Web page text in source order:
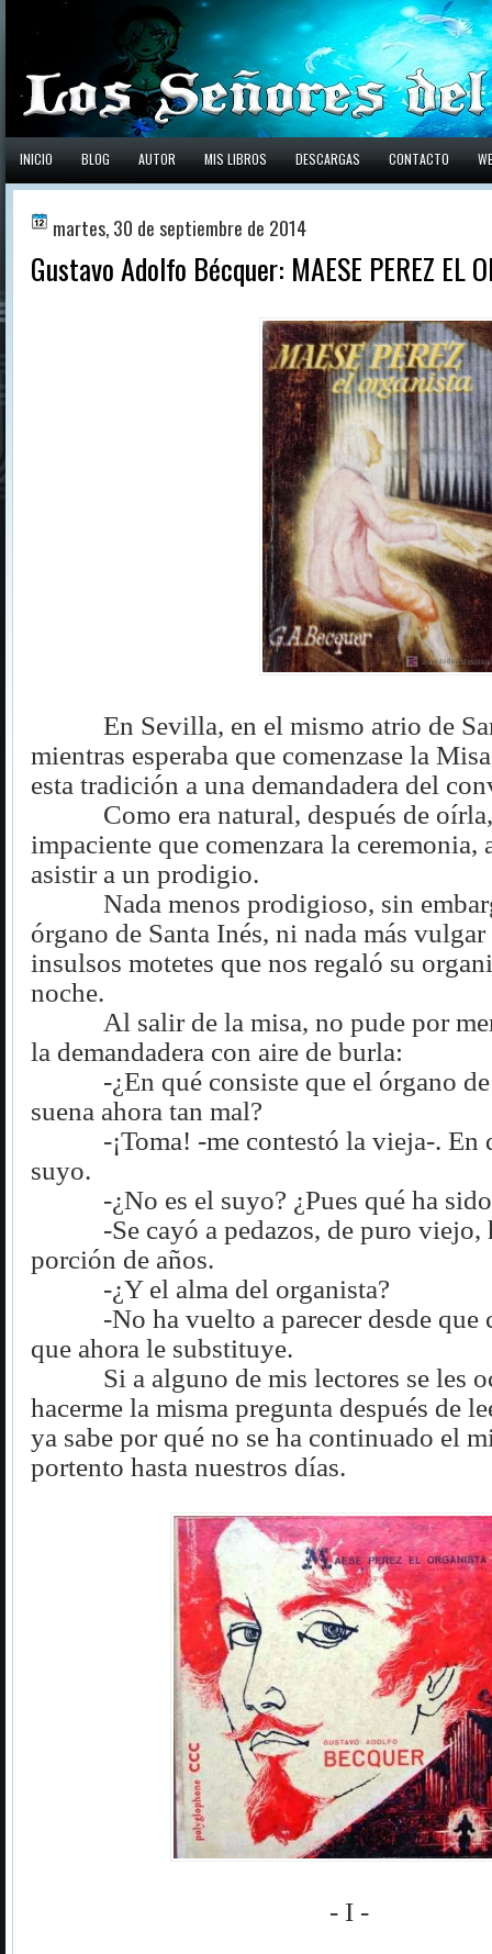
INICIO BLOG AUTOR MIS LIBROS DESCARGAS CONTACTO
martes, 30 de septiembre de 2014
Gustavo Adolfo Bécquer: MAESE PEREZ EL
En Sevilla, en el mismo atrio de
mientras esperaba que comenzase la
esta tradición a una demandadera del
Como era natural, después de
impaciente que comenzara la ceremonia,
asistir a un prodigio.
Nada menos prodigioso, sin
órgano de Santa Inés, ni nada más
insulsos motetes que nos regaló su
noche.
Al salir de la misa, no pude por
la demandadera con aire de burla:
-¿En qué consiste que el órgano de
suena ahora tan mal?
-¡Toma! -me contestó la vieja-. En
suyo.
-¿No es el suyo? ¿Pues qué ha
-Se cayó a pedazos, de puro viejo,
porción de años.
-¿Y el alma del organista?
-No ha vuelto a parecer desde que
que ahora le substituye.
Si a alguno de mis lectores se les
hacerme la misma pregunta después de
ya sabe por qué no se ha continuado el
portento hasta nuestros días.
- I -